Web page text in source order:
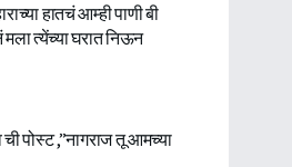
हातचं आम्ही पाणी बी
मला त्येंच्या घरात निऊन
पोस्ट ,”नागराज तू आमच्या